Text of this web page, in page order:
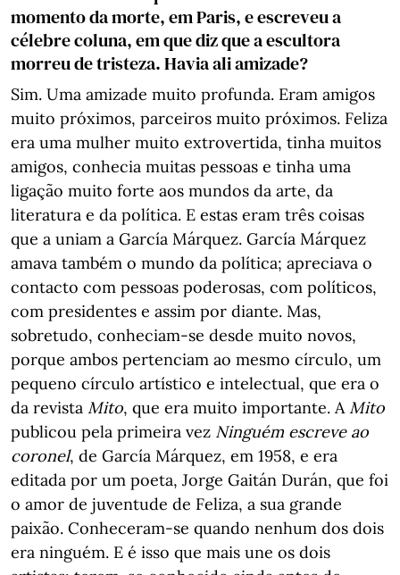
momento da morte, em Paris, e escreveu a
célebre coluna, em que diz que a escultora
morreu de tristeza. Havia ali amizade?
Sim. Uma amizade muito profunda. Eram amigos
muito próximos, parceiros muito próximos. Feliza
era uma mulher muito extrovertida, tinha muitos
amigos, conhecia muitas pessoas e tinha uma
ligação muito forte aos mundos da arte, da
literatura e da política. E estas eram três coisas
que a uniam a García Márquez. García Márquez
amava também o mundo da política; apreciava o
contacto com pessoas poderosas, com políticos,
com presidentes e assim por diante. Mas,
sobretudo, conheciam-se desde muito novos,
porque ambos pertenciam ao mesmo círculo, um
pequeno círculo artístico e intelectual, que era o
da revista Mito, que era muito importante. A Mito
publicou pela primeira vez Ninguém escreve ao
coronel, de García Márquez, em 1958, e era
editada por um poeta, Jorge Gaitán Durán, que foi
o amor de juventude de Feliza, a sua grande
paixão. Conheceram-se quando nenhum dos dois
era ninguém. E é isso que mais une os dois